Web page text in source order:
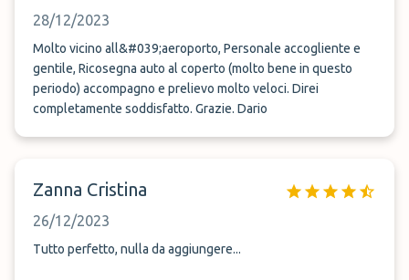
28/12/2023
Molto vicino all&#039;aeroporto, Personale accogliente e
gentile, Ricosegna auto al coperto (molto bene in questo
periodo) accompagno e prelievo molto veloci. Direi
completamente soddisfatto. Grazie. Dario
Zanna Cristina
26/12/2023
Tutto perfetto, nulla da aggiungere...